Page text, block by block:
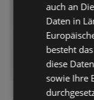
auch an
Daten in
besteht
diese
sowie Ihre